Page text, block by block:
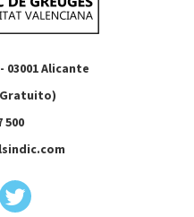
03001 Alicante
500